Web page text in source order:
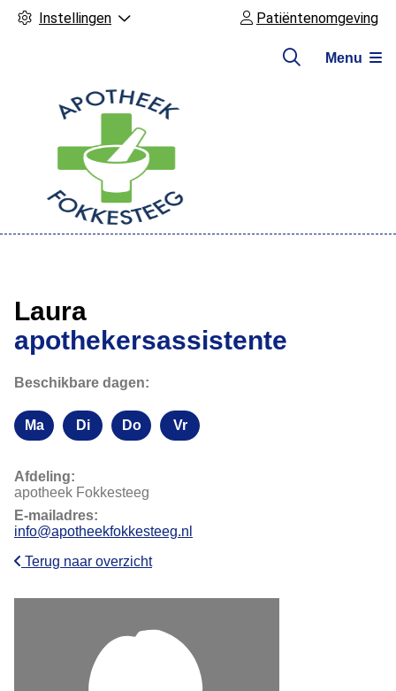
Instellingen Patiëntenomgeving
Menu
Laura
apothekersassistente
Beschikbare dagen:
Maandag
Ma Dinsdag
Di Donderdag
Do Vrijdag
Vr
Afdeling:
apotheek Fokkesteeg
E-mailadres:
info@apotheekfokkesteeg.nl
Terug naar overzicht